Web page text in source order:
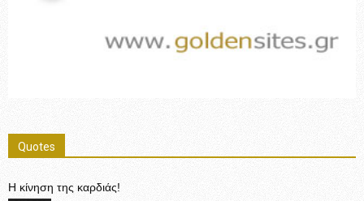
Quotes
Η κίνηση της καρδιάς!